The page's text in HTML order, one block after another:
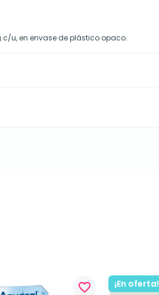
u, en envase de plástico opaco.
favorite_border ¡En oferta!